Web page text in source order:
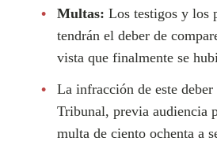
Multas: Los testigos y los
tendrán el deber de
vista que finalmente se
La infracción de este
Tribunal, previa audiencia
multa de ciento ochenta a